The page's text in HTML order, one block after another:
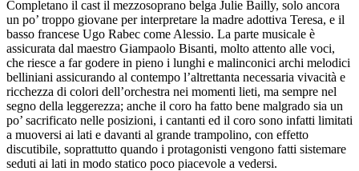
Completano il cast il mezzosoprano belga Julie Bailly, solo ancora
un po’ troppo giovane per interpretare la madre adottiva Teresa, e il
basso francese Ugo Rabec come Alessio. La parte musicale è
assicurata dal maestro Giampaolo Bisanti, molto attento alle voci,
che riesce a far godere in pieno i lunghi e malinconici archi melodici
belliniani assicurando al contempo l’altrettanta necessaria vivacità e
ricchezza di colori dell’orchestra nei momenti lieti, ma sempre nel
segno della leggerezza; anche il coro ha fatto bene malgrado sia un
po’ sacrificato nelle posizioni, i cantanti ed il coro sono infatti limitati
a muoversi ai lati e davanti al grande trampolino, con effetto
discutibile, soprattutto quando i protagonisti vengono fatti sistemare
seduti ai lati in modo statico poco piacevole a vedersi.